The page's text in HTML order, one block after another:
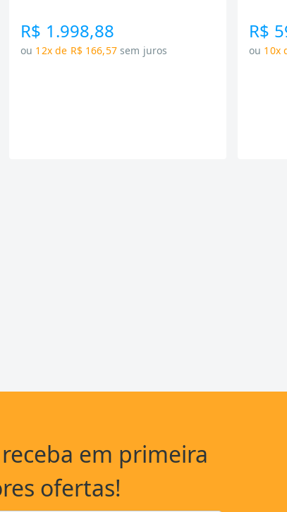
R$ 1.998,88
ou 12x de R$ 166,57 sem juros
R$
ou 10x
em primeira
ofertas!